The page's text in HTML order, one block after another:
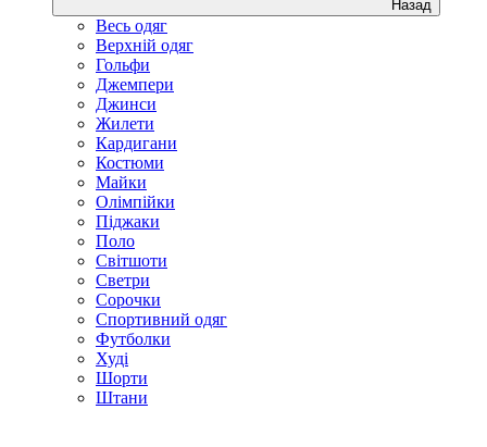
Назад
Весь одяг
Верхній одяг
Гольфи
Джемпери
Джинси
Жилети
Кардигани
Костюми
Майки
Олімпійки
Піджаки
Поло
Світшоти
Светри
Сорочки
Спортивний одяг
Футболки
Худі
Шорти
Штани